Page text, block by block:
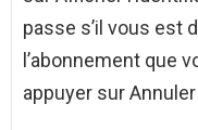
passe s’il vous est
l’abonnement que
appuyer sur